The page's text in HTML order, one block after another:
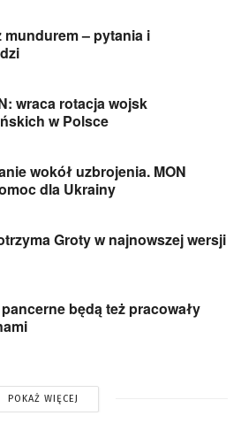
mundurem – pytania i
wraca rotacja wojsk
w Polsce
wokół uzbrojenia. MON
dla Ukrainy
Groty w najnowszej wersji
będą też pracowały
POKAŻ WIĘCEJ